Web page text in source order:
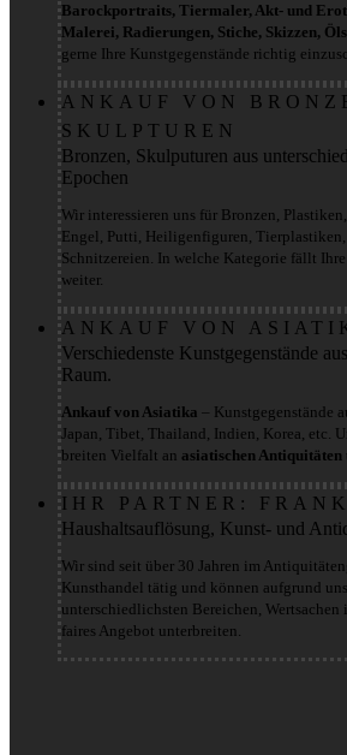
Barockportraits, Tiermaler, Akt- und
Malerei, Radierungen, Stiche, Skizzen,
gerne Ihre Kunstgegenstände richtig
ANKAUF VON
SKULPTUREN
Bronzen, Skulputuren aus
Epochen
Wir interessieren uns für Bronzen,
Engel, Putti, Heiligenfiguren,
Schnitzereien. In welche Kategorie fällt
weiter.
ANKAUF VON
Verschiedenste Kunstgegenstände
Raum.
Ankauf von Asiatika – Kunstgegenstände
Japan, Tibet, Thailand, Indien, Korea, etc.
breiten Vielfalt an asiatischen Antiquitäten
IHR PARTNER:
Haushaltsauflösung, Kunst- und
Wir sind seit über 30 Jahren im
Kunsthandel tätig und können aufgrund
unterschiedlichsten Bereichen,
faires Angebot unterbreiten.